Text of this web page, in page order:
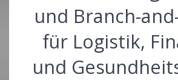
und Branch-
für Logistik,
und